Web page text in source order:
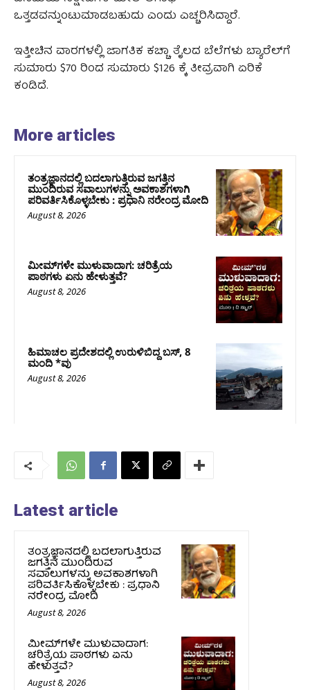
ಒತ್ತಡವನ್ನುಂಟುಮಾಡಬಹುದು ಎಂದು ಎಚ್ಚರಿಸಿದ್ದಾರೆ.
ಇತ್ತೀಚಿನ ವಾರಗಳಲ್ಲಿ ಜಾಗತಿಕ ಕಚ್ಚಾ ತೈಲದ ಬೆಲೆಗಳು ಬ್ಯಾರೆಲ್‌ಗೆ
ಸುಮಾರು $70 ರಿಂದ ಸುಮಾರು $126 ಕ್ಕೆ ತೀವ್ರವಾಗಿ ಏರಿಕೆ
ಕಂಡಿದೆ.
More articles
ತಂತ್ರಜ್ಞಾನದಲ್ಲಿ ಬದಲಾಗುತ್ತಿರುವ ಜಗತ್ತಿನ
ಮುಂದಿರುವ ಸವಾಲುಗಳನ್ನು ಅವಕಾಶಗಳಾಗಿ
ಪರಿವರ್ತಿಸಿಕೊಳ್ಳಬೇಕು : ಪ್ರಧಾನಿ ನರೇಂದ್ರ ಮೋದಿ
August 8, 2026
ಮೀಮ್‌ಗಳೇ ಮುಳುವಾದಾಗ: ಚರಿತ್ರೆಯ
ಪಾಠಗಳು ಏನು ಹೇಳುತ್ತವೆ?
August 8, 2026
ಹಿಮಾಚಲ ಪ್ರದೇಶದಲ್ಲಿ ಉರುಳಿಬಿದ್ದ ಬಸ್‌, 8
ಮಂದಿ *ವು
August 8, 2026
Latest article
ತಂತ್ರಜ್ಞಾನದಲ್ಲಿ ಬದಲಾಗುತ್ತಿರುವ
ಜಗತ್ತಿನ ಮುಂದಿರುವ
ಸವಾಲುಗಳನ್ನು ಅವಕಾಶಗಳಾಗಿ
ಪರಿವರ್ತಿಸಿಕೊಳ್ಳಬೇಕು : ಪ್ರಧಾನಿ
ನರೇಂದ್ರ ಮೋದಿ
August 8, 2026
ಮೀಮ್‌ಗಳೇ ಮುಳುವಾದಾಗ:
ಚರಿತ್ರೆಯ ಪಾಠಗಳು ಏನು
ಹೇಳುತ್ತವೆ?
August 8, 2026